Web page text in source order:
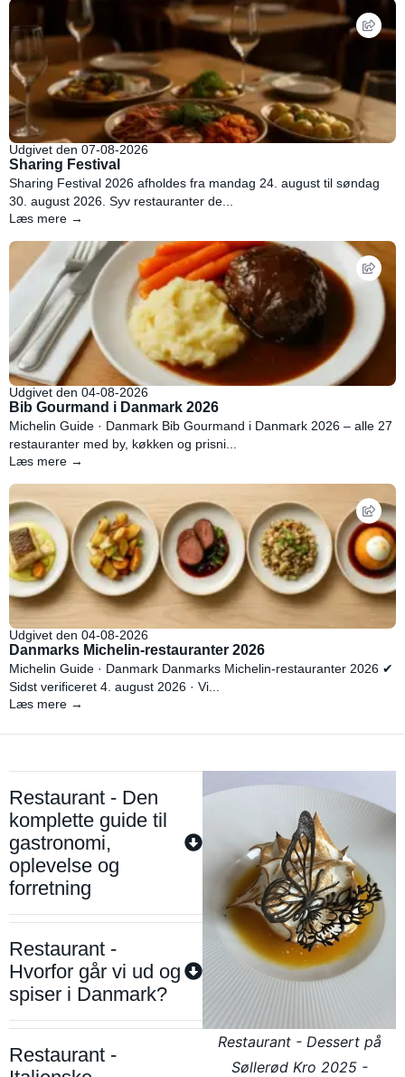
Udgivet den 07-08-2026
Sharing Festival
Sharing Festival 2026 afholdes fra mandag 24. august til søndag
30. august 2026. Syv restauranter de...
Læs mere →
Udgivet den 04-08-2026
Bib Gourmand i Danmark 2026
Michelin Guide · Danmark Bib Gourmand i Danmark 2026 – alle 27
restauranter med by, køkken og prisni...
Læs mere →
Udgivet den 04-08-2026
Danmarks Michelin-restauranter 2026
Michelin Guide · Danmark Danmarks Michelin-restauranter 2026 ✔
Sidst verificeret 4. august 2026 · Vi...
Læs mere →
Restaurant - Den
komplette guide til
gastronomi,
oplevelse og
forretning
Restaurant -
Hvorfor går vi ud og
spiser i Danmark?
Restaurant -
Restaurant - Dessert på
Søllerød Kro 2025 -